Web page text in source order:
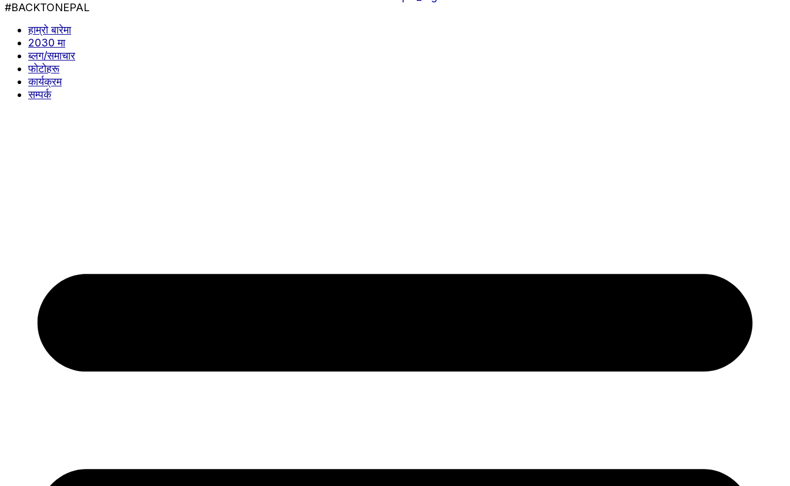
#BACKTONEPAL
हाम्रो बारेमा
2030 मा
ब्लग/समाचार
फोटोहरू
कार्यक्रम
सम्पर्क